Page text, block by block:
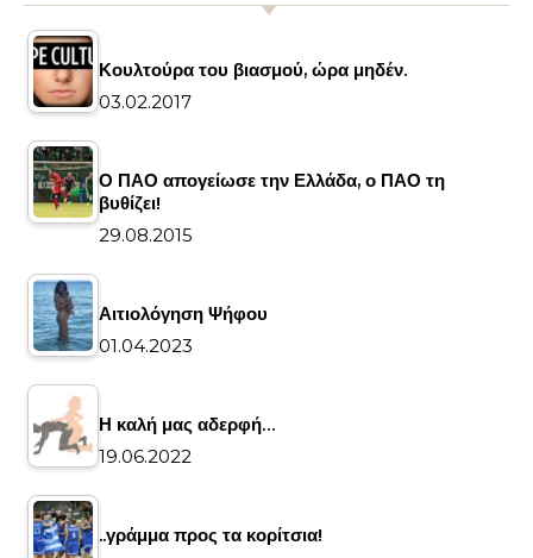
Κουλτούρα του βιασμού, ώρα μηδέν.
03.02.2017
Ο ΠΑΟ απογείωσε την Ελλάδα, ο ΠΑΟ τη
βυθίζει!
29.08.2015
Αιτιολόγηση Ψήφου
01.04.2023
Η καλή μας αδερφή…
19.06.2022
..γράμμα προς τα κορίτσια!